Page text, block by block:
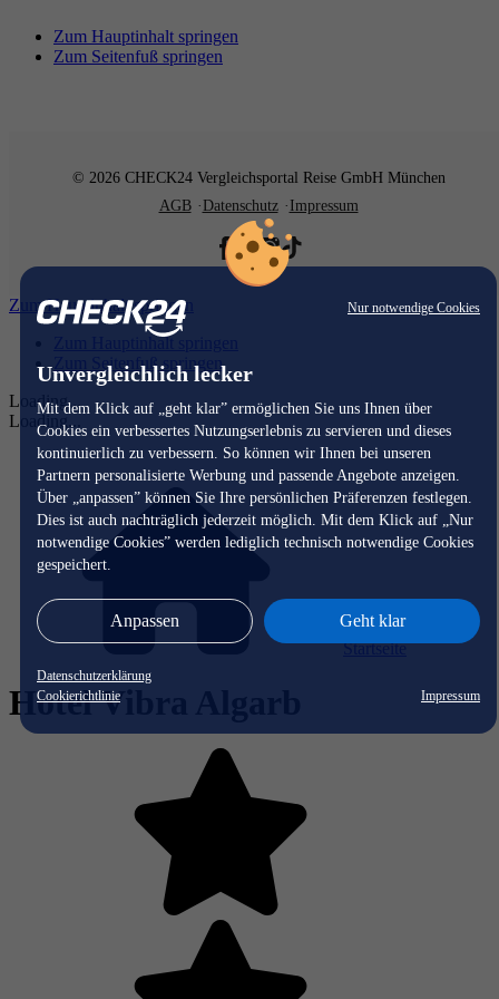
Nur notwendige Cookies
Unvergleichlich lecker
Mit dem Klick auf „geht klar” ermöglichen Sie uns Ihnen über
Cookies ein verbessertes Nutzungserlebnis zu servieren und dieses
kontinuierlich zu verbessern. So können wir Ihnen bei unseren
Partnern personalisierte Werbung und passende Angebote anzeigen.
Über „anpassen” können Sie Ihre persönlichen Präferenzen festlegen.
Dies ist auch nachträglich jederzeit möglich. Mit dem Klick auf „Nur
notwendige Cookies” werden lediglich technisch notwendige Cookies
gespeichert.
Anpassen Geht klar
Datenschutzerklärung
Cookierichtlinie
Impressum
Zum Hauptinhalt springen
Zum Seitenfuß springen
© 2026 CHECK24 Vergleichsportal Reise GmbH München
AGB
Datenschutz Impressum
Zum Hauptinhalt springen
Zum Hauptinhalt springen
Zum Seitenfuß springen
Loading...
Loading...
Startseite
Hotel Vibra Algarb